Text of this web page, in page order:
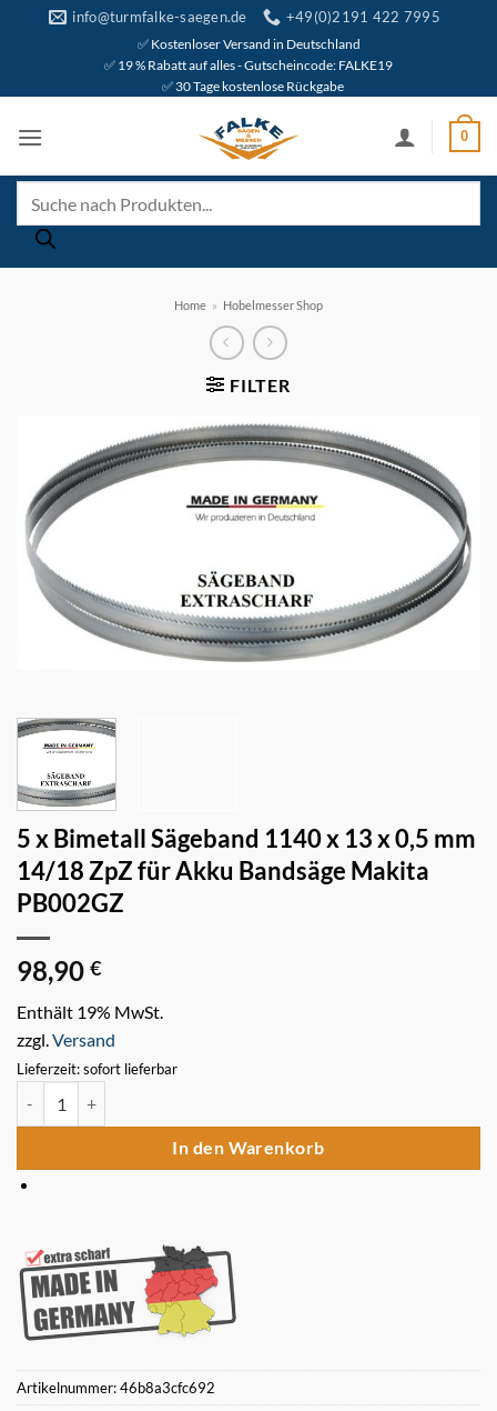
info@turmfalke-saegen.de +49(0)2191 422 7995
✅ Kostenloser Versand in Deutschland
✅ 19 % Rabatt auf alles - Gutscheincode: FALKE19
✅ 30 Tage kostenlose Rückgabe
0
search
Home » Hobelmesser Shop
FILTER
5 x Bimetall Sägeband 1140 x 13 x 0,5 mm
14/18 ZpZ für Akku Bandsäge Makita
PB002GZ
98,90 €
Enthält 19% MwSt.
zzgl.Versand
Lieferzeit: sofort lieferbar
5 x Bimetall Sägeband 1140 x 13 x 0,5 mm 14/18 ZpZ für Akku
In den Warenkorb
Artikelnummer:46b8a3cfc692